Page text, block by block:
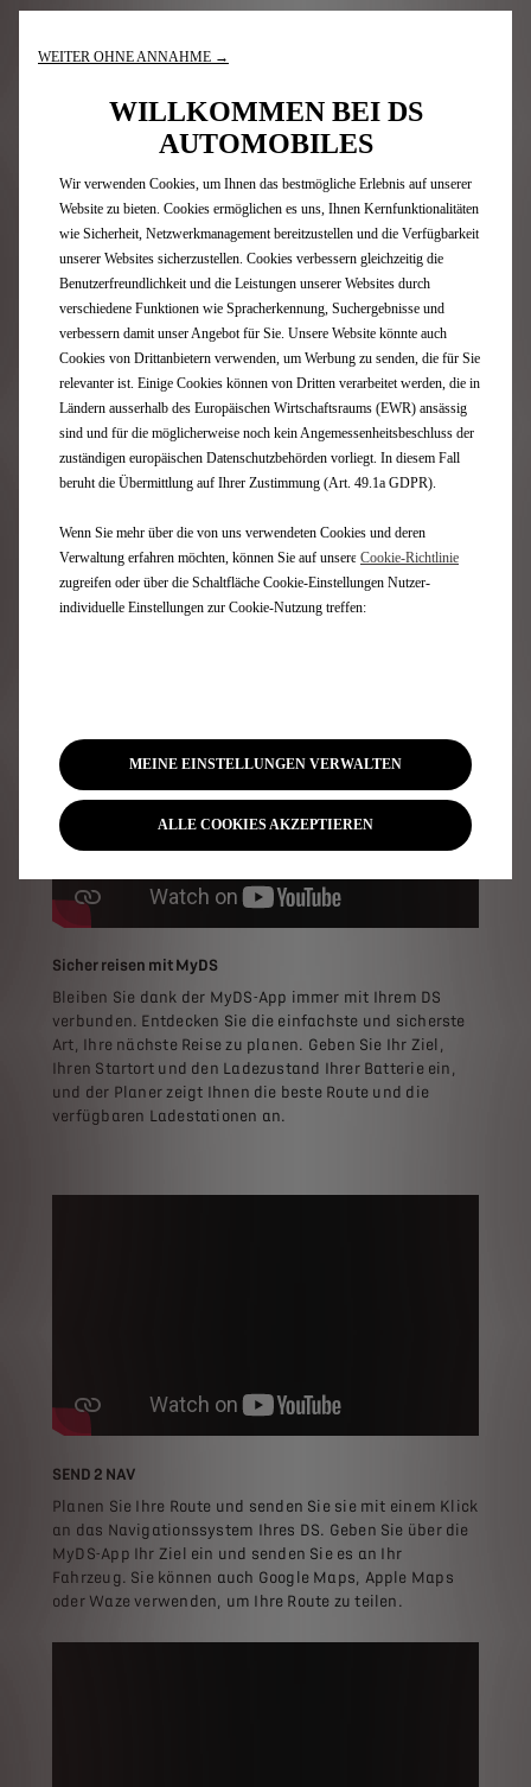
mit dem Elektroantrieb Ihres DS erzielen.
VERNETZTE DIENSTE ÜBER MYDS
Details Ihrer Reise und konzentrieren Sie sich auf das
Wesentliche. Die e-Routes-App kümmert sich um Ihre
Route, damit Sie Ihren Reisekomfort geniessen können.
Sicher reisen mit MyDS
Bleiben Sie dank der MyDS-App immer mit Ihrem DS
verbunden. Entdecken Sie die einfachste und sicherste
Art, Ihre nächste Reise zu planen. Geben Sie Ihr Ziel,
Ihren Startort und den Ladezustand Ihrer Batterie ein,
und der Planer zeigt Ihnen die beste Route und die
verfügbaren Ladestationen an.
SEND 2 NAV
Planen Sie Ihre Route und senden Sie sie mit einem Klick
an das Navigationssystem Ihres DS. Geben Sie über die
MyDS-App Ihr Ziel ein und senden Sie es an Ihr
Fahrzeug. Sie können auch Google Maps, Apple Maps
oder Waze verwenden, um Ihre Route zu teilen.
WEITER OHNE ANNAHME →
WILLKOMMEN BEI DS
AUTOMOBILES
Wir verwenden Cookies, um Ihnen das bestmögliche Erlebnis auf unserer
Website zu bieten. Cookies ermöglichen es uns, Ihnen Kernfunktionalitäten
wie Sicherheit, Netzwerkmanagement bereitzustellen und die Verfügbarkeit
unserer Websites sicherzustellen. Cookies verbessern gleichzeitig die
Benutzerfreundlichkeit und die Leistungen unserer Websites durch
verschiedene Funktionen wie Spracherkennung, Suchergebnisse und
verbessern damit unser Angebot für Sie. Unsere Website könnte auch
Cookies von Drittanbietern verwenden, um Werbung zu senden, die für Sie
relevanter ist. Einige Cookies können von Dritten verarbeitet werden, die in
Ländern ausserhalb des Europäischen Wirtschaftsraums (EWR) ansässig
sind und für die möglicherweise noch kein Angemessenheitsbeschluss der
zuständigen europäischen Datenschutzbehörden vorliegt. In diesem Fall
beruht die Übermittlung auf Ihrer Zustimmung (Art. 49.1a GDPR).
Wenn Sie mehr über die von uns verwendeten Cookies und deren
Verwaltung erfahren möchten, können Sie auf unsere Cookie-Richtlinie
zugreifen oder über die Schaltfläche Cookie-Einstellungen Nutzer-
individuelle Einstellungen zur Cookie-Nutzung treffen:
MEINE EINSTELLUNGEN VERWALTEN
ALLE COOKIES AKZEPTIEREN